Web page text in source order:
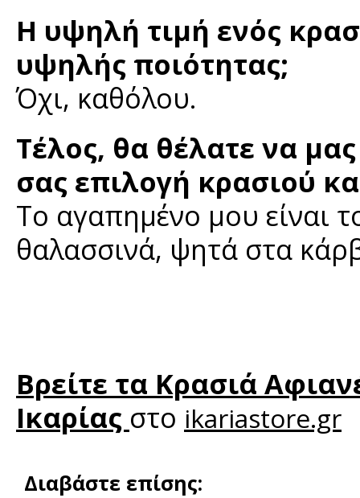
Η υψηλή τιμή ενός
υψηλής ποιότητας;
Όχι, καθόλου.
Τέλος, θα θέλατε να
σας επιλογή κρασιού
Το αγαπημένο μου είναι
θαλασσινά, ψητά στα
Βρείτε τα Κρασιά
Ικαρίας στο ikariastore.gr
Διαβάστε επίσης: